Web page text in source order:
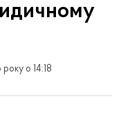
о 14:18